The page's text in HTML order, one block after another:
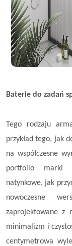
Baterie do zadań
Tego rodzaju
przykład tego, jak
na współczesne
portfolio marki
natynkowe, jak
nowoczesne
zaprojektowane z
minimalizm i
centymetrowa